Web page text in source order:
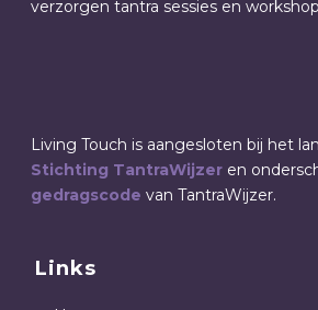
verzorgen tantra sessies en
Living Touch is aangesloten bij het
Stichting TantraWijzer en
gedragscode van TantraWijzer.
Links